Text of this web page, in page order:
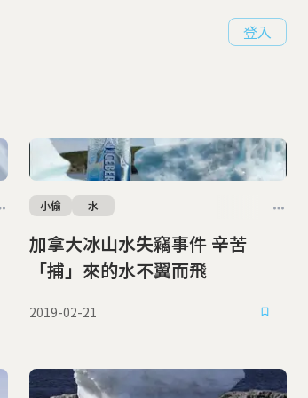
登入
加拿大冰山水失竊事件 辛苦
「捕」來的水不翼而飛
小偷 水
2019-02-21